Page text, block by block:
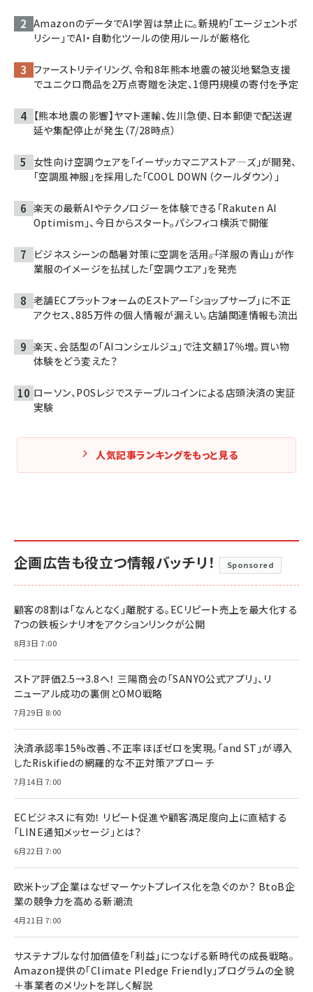
AmazonのデータでAI学習は禁止に。新規約「エージェントポ
リシー」でAI・自動化ツールの使用ルールが厳格化
ファーストリテイリング、令和8年熊本地震の被災地緊急支援
でユニクロ商品を2万点寄贈を決定、1億円規模の寄付を予定
【熊本地震の影響】ヤマト運輸、佐川急便、日本郵便で配送遅
延や集配停止が発生（7/28時点）
女性向け空調ウェアを「イーザッカマニアストア―ズ」が開発、
「空調風神服」を採用した「COOL DOWN（クールダウン）」
楽天の最新AIやテクノロジーを体験できる「Rakuten AI
Optimism」、今日からスタート。パシフィコ横浜で開催
ビジネスシーンの酷暑対策に空調を活用――。「洋服の青山」が作
業服のイメージを払拭した「空調ウエア」を発売
老舗ECプラットフォームのEストアー「ショップサーブ」に不正
アクセス、885万件の個人情報が漏えい。店舗関連情報も流出
楽天、会話型の「AIコンシェルジュ」で注文額17％増。買い物
体験をどう変えた？
ローソン、POSレジでステーブルコインによる店頭決済の実証
実験
人気記事ランキングをもっと見る
企画広告も役立つ情報バッチリ！ Sponsored
顧客の8割は「なんとなく」離脱する。ECリピート売上を最大化する
7つの鉄板シナリオをアクションリンクが公開
8月3日 7:00
ストア評価2.5→3.8へ！ 三陽商会の「SANYO公式アプリ」、リ
ニューアル成功の裏側とOMO戦略
7月29日 8:00
決済承認率15%改善、不正率ほぼゼロを実現。「and ST」が導入
したRiskifiedの網羅的な不正対策アプローチ
7月14日 7:00
ECビジネスに有効！ リピート促進や顧客満足度向上に直結する
「LINE通知メッセージ」とは？
6月22日 7:00
欧米トップ企業はなぜマーケットプレイス化を急ぐのか？ BtoB企
業の競争力を高める新潮流
4月21日 7:00
サステナブルな付加価値を「利益」につなげる新時代の成長戦略。
Amazon提供の「Climate Pledge Friendly」プログラムの全貌
＋事業者のメリットを詳しく解説